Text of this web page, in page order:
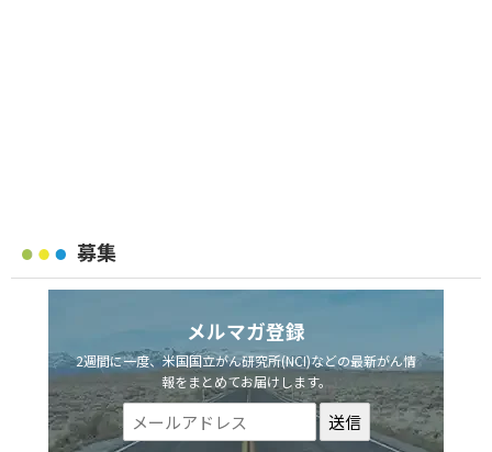
募集
メルマガ登録
2週間に一度、米国国立がん研究所(NCI)などの最新がん情
報をまとめてお届けします。